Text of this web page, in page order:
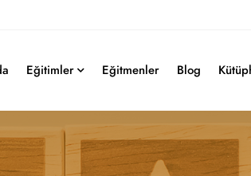
Eğitimler Eğitmenler Blog